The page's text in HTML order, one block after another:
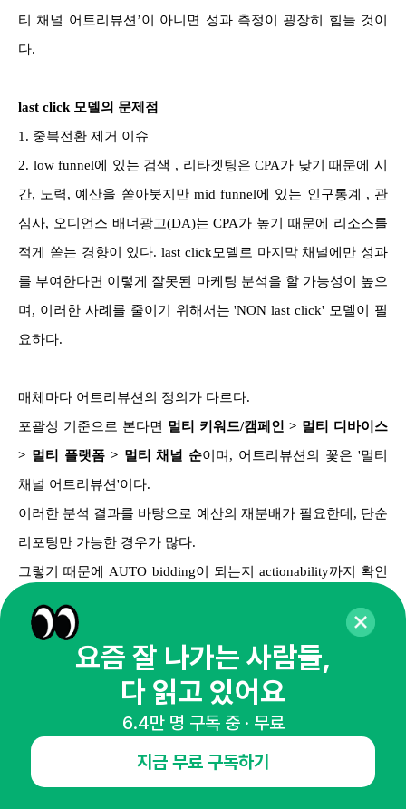
티 채널 어트리뷰션’이 아니면 성과 측정이 굉장히 힘들 것이
다.
last click 모델의 문제점
1. 중복전환 제거 이슈
2. low funnel에 있는 검색 , 리타겟팅은 CPA가 낮기 때문에 시
간, 노력, 예산을 쏟아붓지만 mid funnel에 있는 인구통계 , 관
심사, 오디언스 배너광고(DA)는 CPA가 높기 때문에 리소스를
적게 쏟는 경향이 있다. last click모델로 마지막 채널에만 성과
를 부여한다면 이렇게 잘못된 마케팅 분석을 할 가능성이 높으
며, 이러한 사례를 줄이기 위해서는 'NON last click' 모델이 필
요하다.
매체마다 어트리뷰션의 정의가 다르다.
포괄성 기준으로 본다면 멀티 키워드/캠페인 > 멀티 디바이스
> 멀티 플랫폼 > 멀티 채널 순이며, 어트리뷰션의 꽃은 '멀티
채널 어트리뷰션'이다.
이러한 분석 결과를 바탕으로 예산의 재분배가 필요한데, 단순
리포팅만 가능한 경우가 많다.
그렇기 때문에 AUTO bidding이 되는지 actionability까지 확인
1) 대표적인 어트리뷰션 모델
요즘 잘 나가는 사람들,
다 읽고 있어요
6.4만 명 구독 중 · 무료
지금 무료 구독하기